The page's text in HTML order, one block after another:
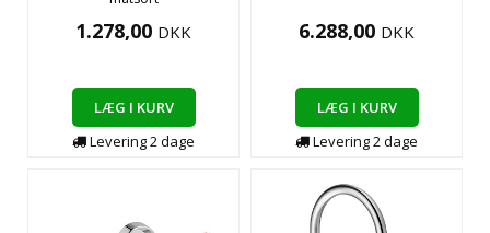
1.278,00 DKK
LÆG I KURV
Levering2dage
6.288,00 DKK
LÆG I KURV
Levering2dage